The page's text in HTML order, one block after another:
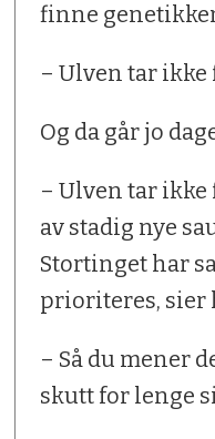
finne
– Ulven tar ikke
Og da går jo
– Ulven tar ikke
av stadig nye
Stortinget har
prioriteres, sier
– Så du mener
skutt for lenge